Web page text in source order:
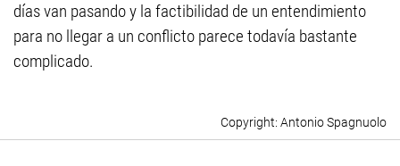
días van pasando y la factibilidad de un entendimiento
para no llegar a un conflicto parece todavía bastante
complicado.
Antonio Spagnuolo